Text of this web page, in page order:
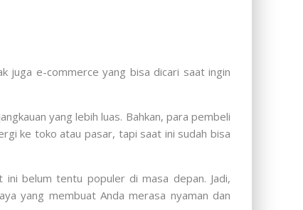
juga e-commerce yang bisa dicari saat ingin
yang lebih luas. Bahkan, para pembeli
ke toko atau pasar, tapi saat ini sudah bisa
belum tentu populer di masa depan. Jadi,
yang membuat Anda merasa nyaman dan